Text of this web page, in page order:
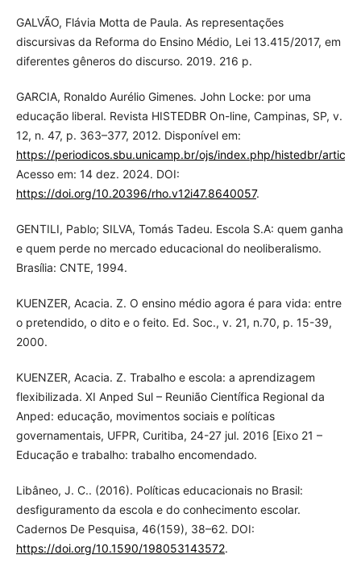
GALVÃO, Flávia Motta de Paula. As representações
discursivas da Reforma do Ensino Médio, Lei 13.415/2017, em
diferentes gêneros do discurso. 2019. 216 p.
GARCIA, Ronaldo Aurélio Gimenes. John Locke: por uma
educação liberal. Revista HISTEDBR On-line, Campinas, SP, v.
12, n. 47, p. 363–377, 2012. Disponível em:
https://periodicos.sbu.unicamp.br/ojs/index.php/histedbr/
Acesso em: 14 dez. 2024. DOI:
https://doi.org/10.20396/rho.v12i47.8640057.
GENTILI, Pablo; SILVA, Tomás Tadeu. Escola S.A: quem ganha
e quem perde no mercado educacional do neoliberalismo.
Brasília: CNTE, 1994.
KUENZER, Acacia. Z. O ensino médio agora é para vida: entre
o pretendido, o dito e o feito. Ed. Soc., v. 21, n.70, p. 15-39,
2000.
KUENZER, Acacia. Z. Trabalho e escola: a aprendizagem
flexibilizada. XI Anped Sul – Reunião Científica Regional da
Anped: educação, movimentos sociais e políticas
governamentais, UFPR, Curitiba, 24-27 jul. 2016 [Eixo 21 –
Educação e trabalho: trabalho encomendado.
Libâneo, J. C.. (2016). Políticas educacionais no Brasil:
desfiguramento da escola e do conhecimento escolar.
Cadernos De Pesquisa, 46(159), 38–62. DOI:
https://doi.org/10.1590/198053143572.